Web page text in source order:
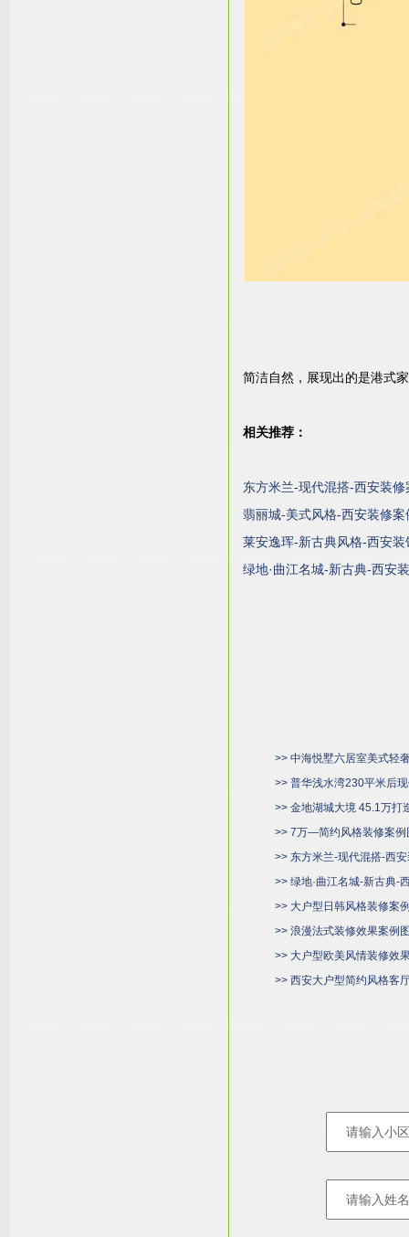
简洁自然，展现出的是港式
相关推荐：
东方米兰-现代混搭-西安装修
翡丽城-美式风格-西安装修案
莱安逸珲-新古典风格-西安装
绿地·曲江名城-新古典-西安
>> 中海悦墅六居室美式轻
>> 普华浅水湾230平米后
>> 金地湖城大境 45.1万打
>> 7万—简约风格装修案例
>> 东方米兰-现代混搭-西
>> 绿地·曲江名城-新古典-
>> 大户型日韩风格装修案
>> 浪漫法式装修效果案例
>> 大户型欧美风情装修效
>> 西安大户型简约风格客